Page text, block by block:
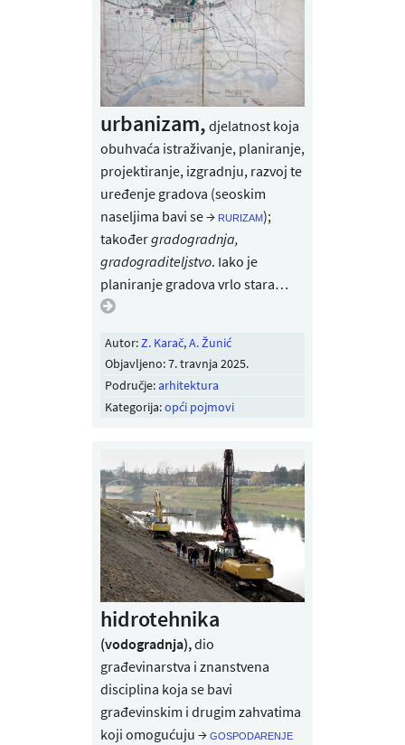
urbanizam, djelatnost koja
obuhvaća istraživanje, planiranje,
projektiranje, izgradnju, razvoj te
uređenje gradova (seoskim
naseljima bavi se → rurizam);
takođergradogradnja,
gradograditeljstvo. Iako je
planiranje gradova vrlo stara…
Autor: Z. Karač,A. Žunić
Objavljeno:7. travnja 2025.
Područje:arhitektura
Kategorija:opći pojmovi
hidrotehnika
(vodogradnja),dio
građevinarstva i znanstvena
disciplina koja se bavi
građevinskim i drugim zahvatima
koji omogućuju →gospodarenje